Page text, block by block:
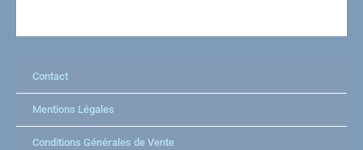
Contact
Mentions Légales
Conditions Générales de Vente